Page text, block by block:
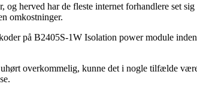
herved har de fleste internet forhandlere set
omkostninger.
på B2405S-1W Isolation power module
overkommelig, kunne det i nogle tilfælde